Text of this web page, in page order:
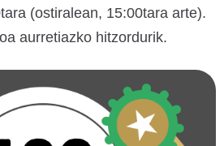
(ostiralean, 15:00tara arte).
aurretiazko hitzordurik.